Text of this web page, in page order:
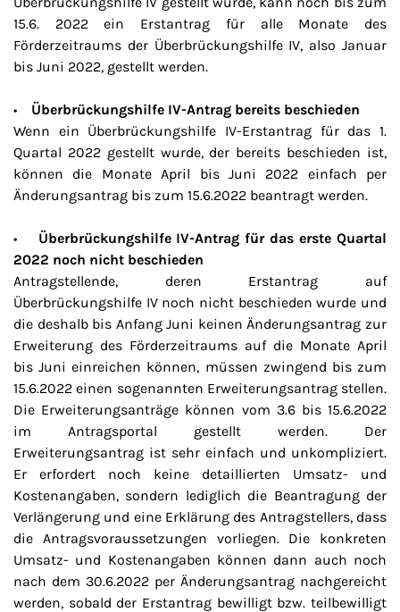
15.6. 2022 ein Erstantrag für alle Monate des
Förderzeitraums der Überbrückungshilfe IV, also Januar
bis Juni 2022, gestellt werden.
• Überbrückungshilfe IV-Antrag bereits beschieden
Wenn ein Überbrückungshilfe IV-Erstantrag für das 1.
Quartal 2022 gestellt wurde, der bereits beschieden ist,
können die Monate April bis Juni 2022 einfach per
Änderungsantrag bis zum 15.6.2022 beantragt werden.
• Überbrückungshilfe IV-Antrag für das erste Quartal
2022 noch nicht beschieden
Antragstellende, deren Erstantrag auf
Überbrückungshilfe IV noch nicht beschieden wurde und
die deshalb bis Anfang Juni keinen Änderungsantrag zur
Erweiterung des Förderzeitraums auf die Monate April
bis Juni einreichen können, müssen zwingend bis zum
15.6.2022 einen sogenannten Erweiterungsantrag stellen.
Die Erweiterungsanträge können vom 3.6 bis 15.6.2022
im Antragsportal gestellt werden. Der
Erweiterungsantrag ist sehr einfach und unkompliziert.
Er erfordert noch keine detaillierten Umsatz- und
Kostenangaben, sondern lediglich die Beantragung der
Verlängerung und eine Erklärung des Antragstellers, dass
die Antragsvoraussetzungen vorliegen. Die konkreten
Umsatz- und Kostenangaben können dann auch noch
nach dem 30.6.2022 per Änderungsantrag nachgereicht
werden, sobald der Erstantrag bewilligt bzw. teilbewilligt